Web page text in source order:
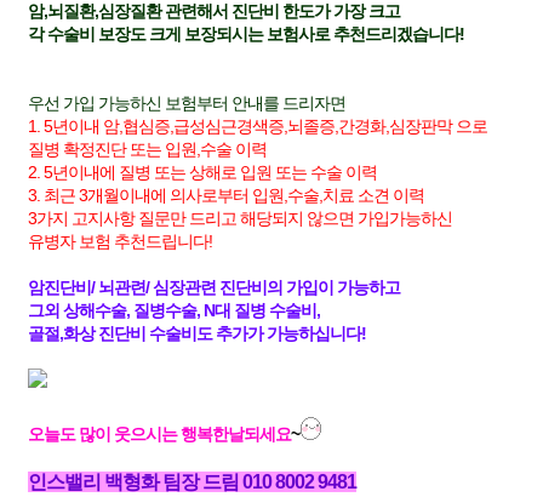
암,뇌질환,심장질환 관련해서 진단비 한도가 가장 크고
각 수술비 보장도 크게 보장되시는 보험사로 추천드리겠습니다!
우선 가입 가능하신 보험부터 안내를 드리자면
1. 5년이내 암,협심증,급성심근경색증,뇌졸증,간경화,심장판막 으로
질병 확정진단 또는 입원,수술 이력
2. 5년이내에 질병 또는 상해로 입원 또는 수술 이력
3. 최근 3개월이내에 의사로부터 입원,수술,치료 소견 이력
3가지 고지사항 질문만 드리고 해당되지 않으면 가입가능하신
유병자 보험 추천드립니다!
암진단비/ 뇌관련/ 심장관련 진단비의 가입이 가능하고
그외 상해수술, 질병수술, N대 질병 수술비,
골절,화상 진단비 수술비도 추가가 가능하십니다!
오늘도 많이 웃으시는 행복한날되세요~
인스밸리 백형화 팀장 드림 010 8002 9481